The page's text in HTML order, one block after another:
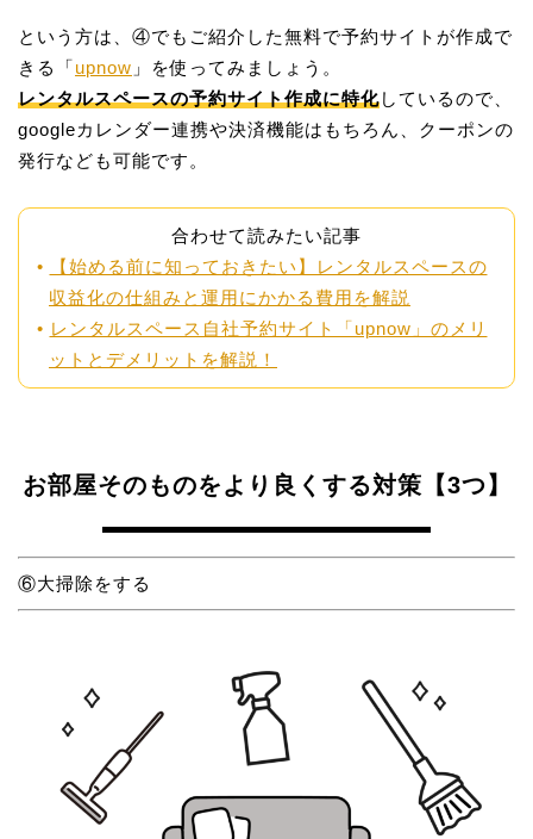
という方は、④でもご紹介した無料で予約サイトが作成で
きる「upnow 」を使ってみましょう。
レンタルスペースの予約サイト作成に特化しているので、
googleカレンダー連携や決済機能はもちろん、クーポンの
発行なども可能です。
合わせて読みたい記事
【始める前に知っておきたい】レンタルスペースの
収益化の仕組みと運用にかかる費用を解説
レンタルスペース自社予約サイト「upnow」のメリ
ットとデメリットを解説！
お部屋そのものをより良くする対策【3つ】
⑥大掃除をする